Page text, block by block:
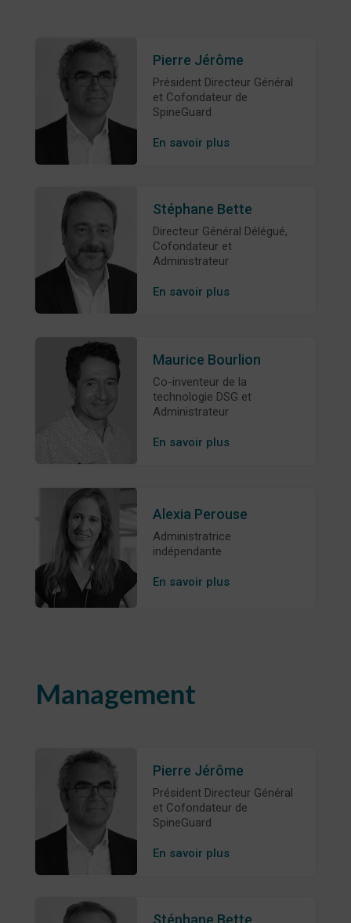
Pierre Jérôme
Président Directeur Général
et Cofondateur de
SpineGuard
En savoir plus
Stéphane Bette
Directeur Général Délégué,
Cofondateur et
Administrateur
En savoir plus
Maurice Bourlion
Co-inventeur de la
technologie DSG et
Administrateur
En savoir plus
Alexia Perouse
Administratrice
indépendante
En savoir plus
Management
Pierre Jérôme
Président Directeur Général
et Cofondateur de
SpineGuard
En savoir plus
Stéphane Bette